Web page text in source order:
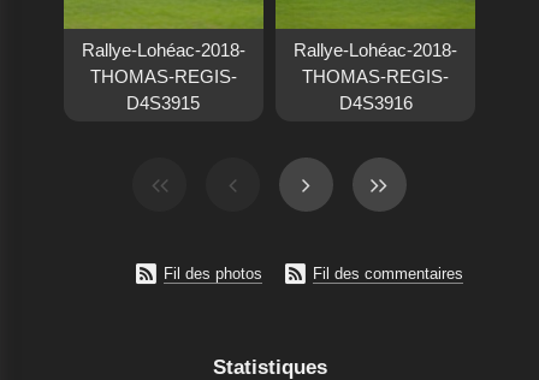
Rallye-Lohéac-2018-
THOMAS-REGIS-
D4S3915
Rallye-Lohéac-2018-
THOMAS-REGIS-
D4S3916
 Fil des photos  Fil des commentaires
Statistiques